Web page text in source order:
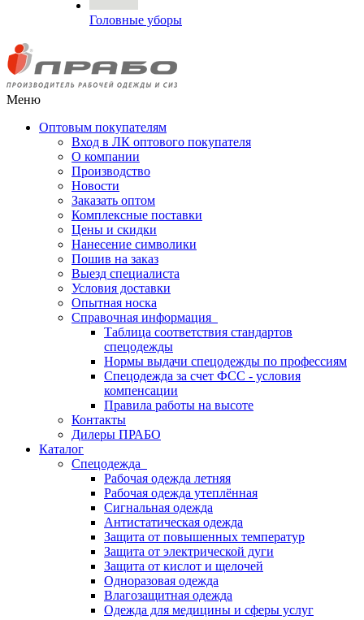
Головные уборы
Меню
Оптовым покупателям
Вход в ЛК оптового покупателя
О компании
Производство
Новости
Заказать оптом
Комплексные поставки
Цены и скидки
Нанесение символики
Пошив на заказ
Выезд специалиста
Условия доставки
Опытная носка
Справочная информация
Таблица соответствия стандартов
спецодежды
Нормы выдачи спецодежды по профессиям
Спецодежда за счет ФСС - условия
компенсации
Правила работы на высоте
Контакты
Дилеры ПРАБО
Каталог
Спецодежда
Рабочая одежда летняя
Рабочая одежда утеплённая
Сигнальная одежда
Антистатическая одежда
Защита от повышенных температур
Защита от электрической дуги
Защита от кислот и щелочей
Одноразовая одежда
Влагозащитная одежда
Одежда для медицины и сферы услуг